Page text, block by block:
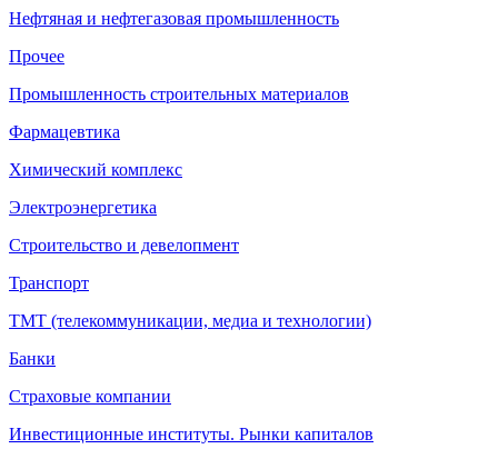
Нефтяная и нефтегазовая промышленность
Прочее
Промышленность строительных материалов
Фармацевтика
Химический комплекс
Электроэнергетика
Строительство и девелопмент
Транспорт
ТМТ (телекоммуникации, медиа и технологии)
Банки
Страховые компании
Инвестиционные институты. Рынки капиталов